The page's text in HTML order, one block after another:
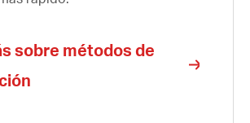
sobre métodos de